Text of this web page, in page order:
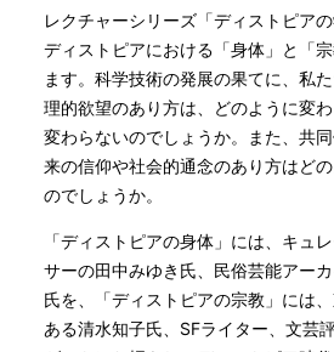
レクチャーシリーズ「ディストピアの
ディストピアにおける「身体」と「
ます。科学技術の発展の果てに、私
理的欲望のあり方は、どのように変
変わらないのでしょうか。また、共
来の信仰や社会的通念のあり方はど
のでしょうか。
「ディストピアの身体」には、キュ
サーの田中みゆき氏、民俗芸能アー
氏を、「ディストピアの宗教」には
ある清水知子氏、SFライター、文芸